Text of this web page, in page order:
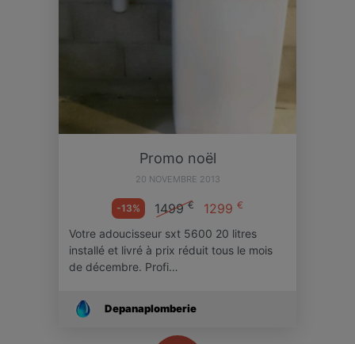
Promo noël
20 NOVEMBRE 2013
-13% 1499€ 1299 €
Votre adoucisseur sxt 5600 20 litres
installé et livré à prix réduit tous le mois
de décembre. Profi…
Depanaplomberie